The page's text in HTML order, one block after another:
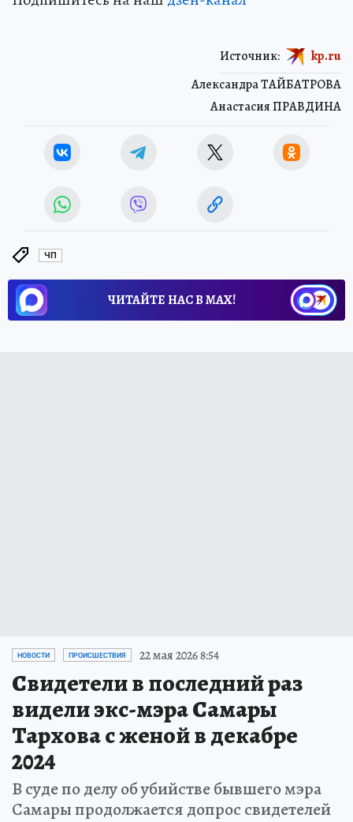
Александра ТАЙБАТРОВА
Анастасия ПРАВДИНА
Источник: kp.ru
ЧП
ЧИТАЙТЕ НАС В МАХ!
НОВОСТИ ПРОИСШЕСТВИЯ 22 мая 2026 8:54
Свидетели в последний раз
видели экс-мэра Самары
Тархова с женой в декабре
2024
В суде по делу об убийстве бывшего мэра
Самары продолжается допрос свидетелей